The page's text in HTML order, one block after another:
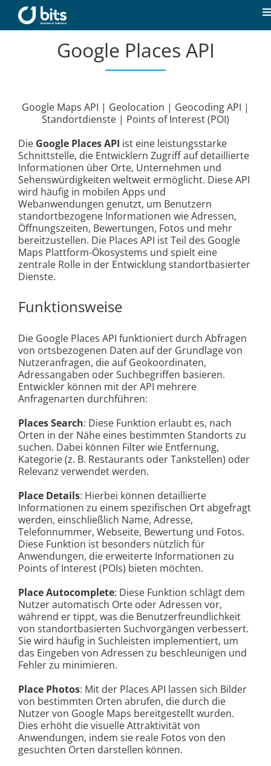
Inhalt
springen
Unsere Kompetenzen
Karriere
Über uns
Kontakt
Google Places API
Google Maps API | Geolocation | Geocoding API |
Standortdienste | Points of Interest (POI)
Die Google Places API ist eine leistungsstarke
Schnittstelle, die Entwicklern Zugriff auf detaillierte
Informationen über Orte, Unternehmen und
Sehenswürdigkeiten weltweit ermöglicht. Diese API
wird häufig in mobilen Apps und
Webanwendungen genutzt, um Benutzern
standortbezogene Informationen wie Adressen,
Öffnungszeiten, Bewertungen, Fotos und mehr
bereitzustellen. Die Places API ist Teil des Google
Maps Plattform-Ökosystems und spielt eine
zentrale Rolle in der Entwicklung standortbasierter
Dienste.
Funktionsweise
Die Google Places API funktioniert durch Abfragen
von ortsbezogenen Daten auf der Grundlage von
Nutzeranfragen, die auf Geokoordinaten,
Adressangaben oder Suchbegriffen basieren.
Entwickler können mit der API mehrere
Anfragenarten durchführen:
Places Search: Diese Funktion erlaubt es, nach
Orten in der Nähe eines bestimmten Standorts zu
suchen. Dabei können Filter wie Entfernung,
Kategorie (z. B. Restaurants oder Tankstellen) oder
Relevanz verwendet werden.
Place Details: Hierbei können detaillierte
Informationen zu einem spezifischen Ort abgefragt
werden, einschließlich Name, Adresse,
Telefonnummer, Webseite, Bewertung und Fotos.
Diese Funktion ist besonders nützlich für
Anwendungen, die erweiterte Informationen zu
Points of Interest (POIs) bieten möchten.
Place Autocomplete: Diese Funktion schlägt dem
Nutzer automatisch Orte oder Adressen vor,
während er tippt, was die Benutzerfreundlichkeit
von standortbasierten Suchvorgängen verbessert.
Sie wird häufig in Suchleisten implementiert, um
das Eingeben von Adressen zu beschleunigen und
Fehler zu minimieren.
Place Photos: Mit der Places API lassen sich Bilder
von bestimmten Orten abrufen, die durch die
Nutzer von Google Maps bereitgestellt wurden.
Dies erhöht die visuelle Attraktivität von
Anwendungen, indem sie reale Fotos von den
gesuchten Orten darstellen können.